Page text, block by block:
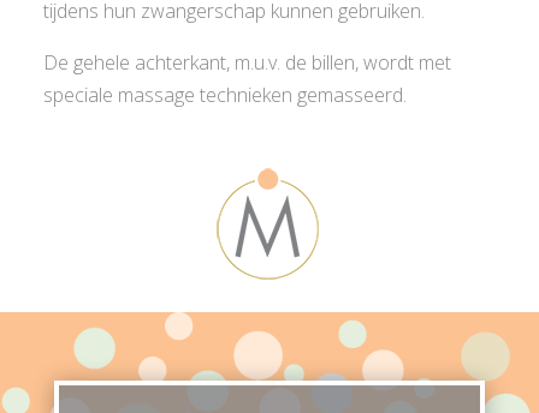
tijdens hun zwangerschap kunnen gebruiken.
De gehele achterkant, m.u.v. de billen, wordt met
speciale massage technieken gemasseerd.